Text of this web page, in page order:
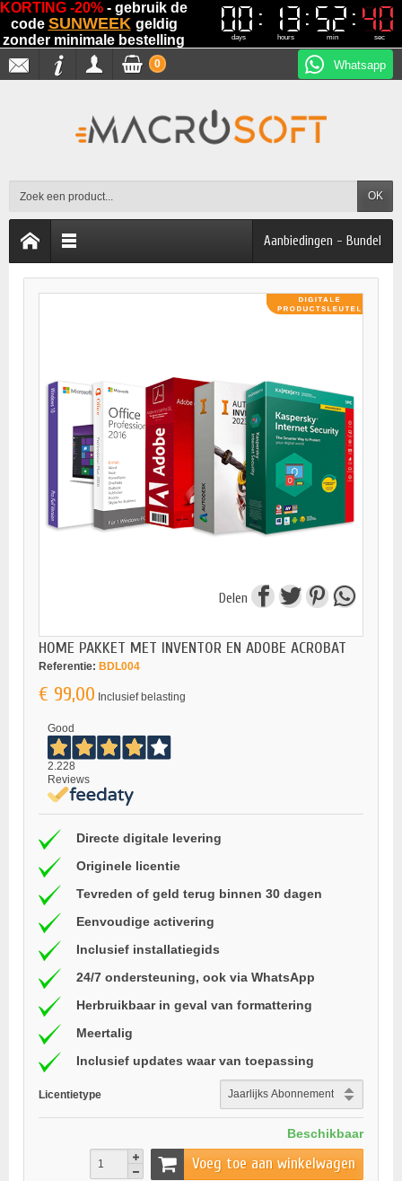
KORTING -20% - gebruik de
code SUNWEEK geldig
zonder minimale bestelling
00
00
days
13
13
hours
52
52
min
39
39
sec
Whatsapp
OK
0
Aanbiedingen - Bundel
Delen
HOME PAKKET MET INVENTOR EN ADOBE ACROBAT
Referentie: BDL004
€ 99,00 Inclusief belasting
Good
2.228
Reviews
Directe digitale levering
Originele licentie
Tevreden of geld terug binnen 30 dagen
Eenvoudige activering
Inclusief installatiegids
24/7 ondersteuning, ook via WhatsApp
Herbruikbaar in geval van formattering
Meertalig
Inclusief updates waar van toepassing
Licentietype
Beschikbaar
Voeg toe aan winkelwagen